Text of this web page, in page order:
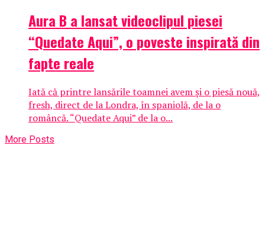
Aura B a lansat videoclipul piesei
“Quedate Aqui”, o poveste inspirată din
fapte reale
Iată că printre lansările toamnei avem și o piesă nouă,
fresh, direct de la Londra, în spaniolă, de la o
româncă. “Quedate Aqui” de la o...
More Posts